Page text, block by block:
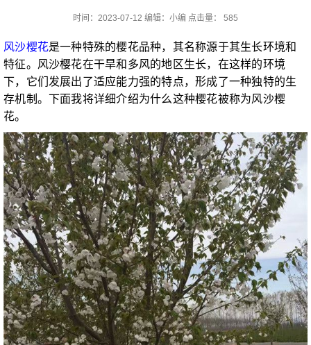
时间：2023-07-12 编辑： 小编 点击量： 585
风沙樱花是一种特殊的樱花品种，其名称源于其生长环境和
特征。风沙樱花在干旱和多风的地区生长，在这样的环境
下，它们发展出了适应能力强的特点，形成了一种独特的生
存机制。下面我将详细介绍为什么这种樱花被称为风沙樱
花。